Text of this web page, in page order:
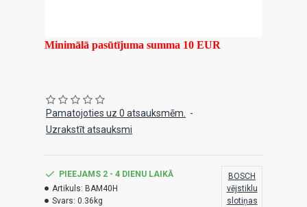
Minimālā pasūtījuma summa 10 EUR
Pamatojoties uz 0 atsauksmēm.
-
Uzrakstīt atsauksmi
PIEEJAMS 2 - 4 DIENU LAIKĀ
Artikuls: BAM40H
Svars: 0.36kg
BOSCH
vējstiklu
slotiņas